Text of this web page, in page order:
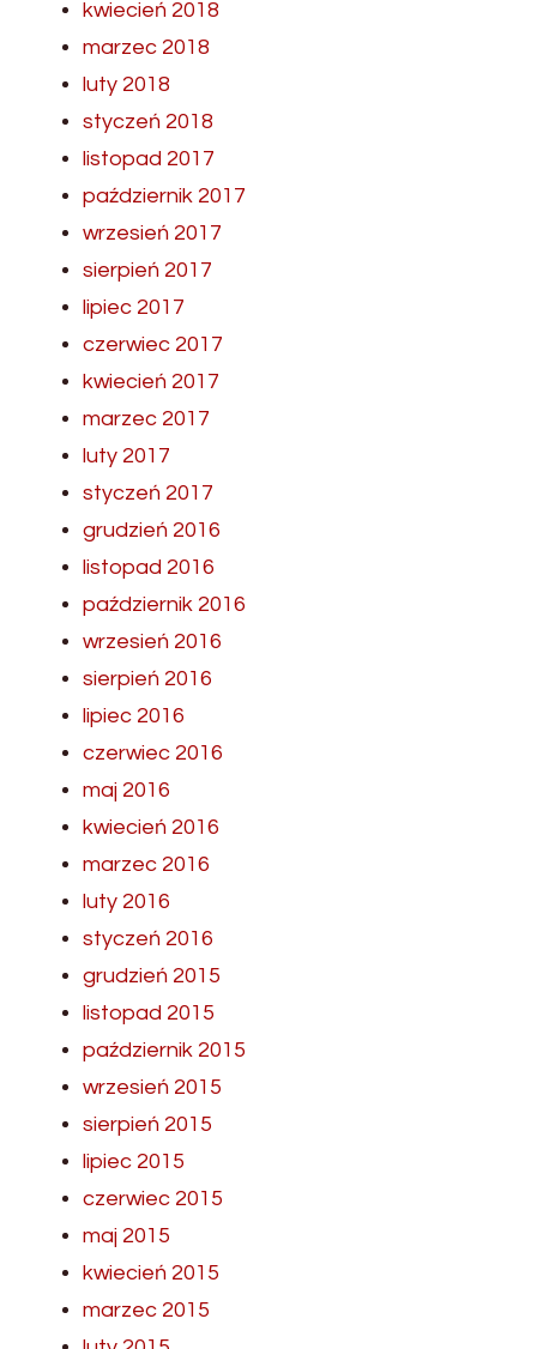
kwiecień 2018
marzec 2018
luty 2018
styczeń 2018
listopad 2017
październik 2017
wrzesień 2017
sierpień 2017
lipiec 2017
czerwiec 2017
kwiecień 2017
marzec 2017
luty 2017
styczeń 2017
grudzień 2016
listopad 2016
październik 2016
wrzesień 2016
sierpień 2016
lipiec 2016
czerwiec 2016
maj 2016
kwiecień 2016
marzec 2016
luty 2016
styczeń 2016
grudzień 2015
listopad 2015
październik 2015
wrzesień 2015
sierpień 2015
lipiec 2015
czerwiec 2015
maj 2015
kwiecień 2015
marzec 2015